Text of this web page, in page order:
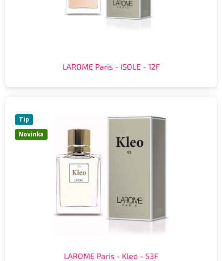
LAROME Paris - ISOLE - 12F
Novinka
Tip
LAROME Paris - Kleo - 53F